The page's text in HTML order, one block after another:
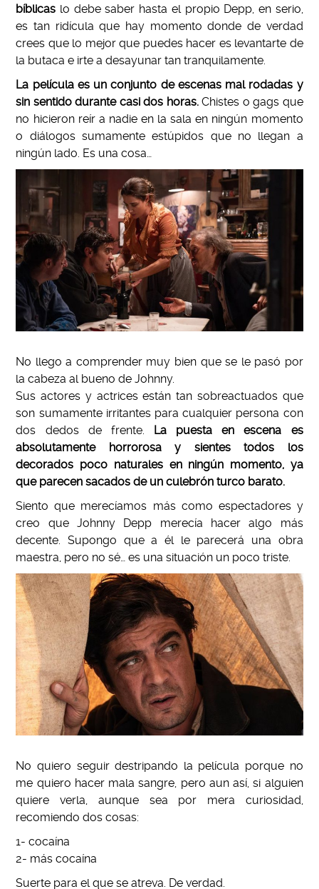
bíblicas lo debe saber hasta el propio Depp, en serio,
es tan ridícula que hay momento donde de verdad
crees que lo mejor que puedes hacer es levantarte de
la butaca e irte a desayunar tan tranquilamente.
La película es un conjunto de escenas mal rodadas y
sin sentido durante casi dos horas.Chistes o gags que
no hicieron reír a nadie en la sala en ningún momento
o diálogos sumamente estúpidos que no llegan a
ningún lado. Es una cosa…
No llego a comprender muy bien que se le pasó por
la cabeza al bueno de Johnny.
Sus actores y actrices están tan sobreactuados que
son sumamente irritantes para cualquier persona con
dos dedos de frente.
La puesta en escena es
absolutamente horrorosa y sientes todos los
decorados poco naturales en ningún momento, ya
que parecen sacados de un culebrón turco barato.
Siento que merecíamos más como espectadores y
creo que Johnny Depp merecía hacer algo más
decente. Supongo que a él le parecerá una obra
maestra, pero no sé… es una situación un poco triste.
No quiero seguir destripando la película porque no
me quiero hacer mala sangre, pero aun así, si alguien
quiere verla, aunque sea por mera curiosidad,
recomiendo dos cosas:
1- cocaína
2- más cocaína
Suerte para el que se atreva. De verdad.